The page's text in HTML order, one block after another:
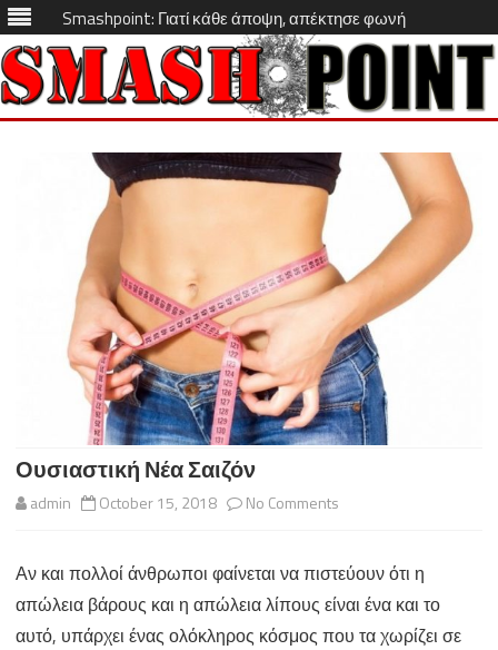
Smashpoint: Γιατί κάθε άποψη, απέκτησε φωνή
Skip
content
Ουσιαστική Νέα Σαιζόν
admin October 15, 2018 No Comments
Νέα
Σαιζόν
Αν και πολλοί άνθρωποι φαίνεται να πιστεύουν ότι η
απώλεια βάρους και η απώλεια λίπους είναι ένα και το
αυτό, υπάρχει ένας ολόκληρος κόσμος που τα χωρίζει σε